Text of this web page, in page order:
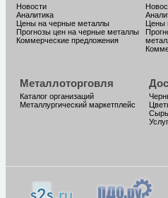
Новости
Аналитика
Цены на черные металлы
Прогнозы цен на черные металлы
Коммерческие предложения
Цены
Металлоторговля
Каталог организаций
Металлургический маркетплейс